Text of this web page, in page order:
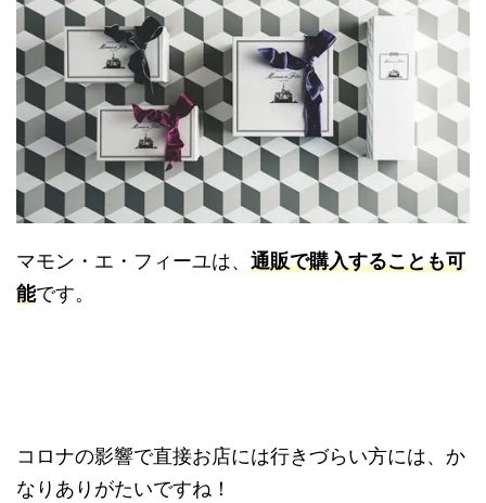
マモン・エ・フィーユは、 通販で購入することも可
能です。
コロナの影響で直接お店には行きづらい方には、か
なりありがたいですね！